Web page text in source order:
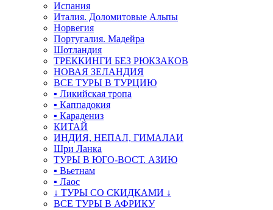
Испания
Италия. Доломитовые Альпы
Норвегия
Португалия. Мадейра
Шотландия
ТРЕККИНГИ БЕЗ РЮКЗАКОВ
НОВАЯ ЗЕЛАНДИЯ
ВСЕ ТУРЫ В ТУРЦИЮ
▪ Ликийская тропа
▪ Каппадокия
▪ Карадениз
КИТАЙ
ИНДИЯ, НЕПАЛ, ГИМАЛАИ
Шри Ланка
ТУРЫ В ЮГО-ВОСТ. АЗИЮ
▪ Вьетнам
▪ Лаос
↓ ТУРЫ СО СКИДКАМИ ↓
ВСЕ ТУРЫ В АФРИКУ